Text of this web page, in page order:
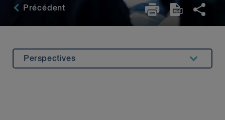
Précédent
Perspectives